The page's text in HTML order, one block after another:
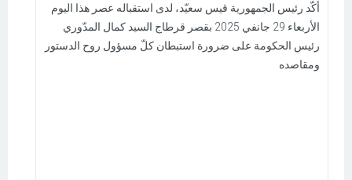
أكّد رئيس الجمهورية قيس سعيّد، لدى استقباله عصر هذا اليوم
الأربعاء 29 جانفي 2025 بقصر قرطاج السيد كمال المدّوري
رئيس الحكومة على ضرورة استبطان كلّ مسؤول روح الدستور
ومقاصده